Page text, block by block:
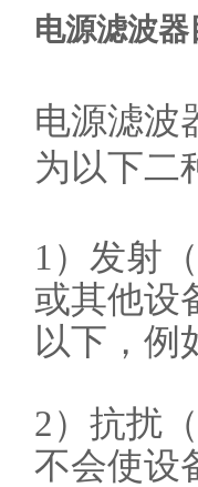
电源滤波器
电源滤波
为以下二
1）发射
或其他设
以下，例
2）抗扰
不会使设